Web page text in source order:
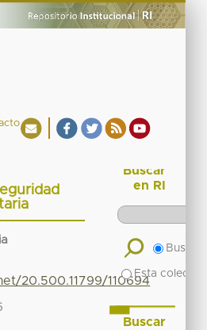
20.500.11799/110694
Buscar
en RI
Buscar
Esta
Buscar